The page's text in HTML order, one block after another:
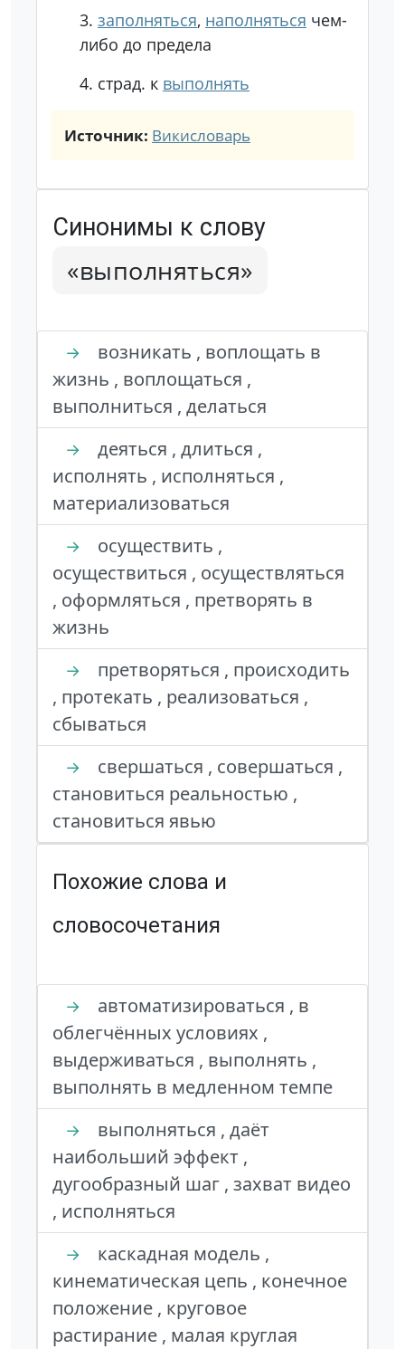
3. заполняться, наполняться чем-
либо до предела
4. страд. к выполнять
Источник: Викисловарь
Синонимы к слову
«выполняться»
→
возникать , воплощать в
жизнь , воплощаться ,
выполниться , делаться
→
деяться , длиться ,
исполнять , исполняться ,
материализоваться
→
осуществить ,
осуществиться , осуществляться
, оформляться , претворять в
жизнь
→
претворяться , происходить
, протекать , реализоваться ,
сбываться
→
свершаться , совершаться ,
становиться реальностью ,
становиться явью
Похожие слова и
словосочетания
→
автоматизироваться , в
облегчённых условиях ,
выдерживаться , выполнять ,
выполнять в медленном темпе
→
выполняться , даёт
наибольший эффект ,
дугообразный шаг , захват видео
, исполняться
→
каскадная модель ,
кинематическая цепь , конечное
положение , круговое
растирание , малая круглая